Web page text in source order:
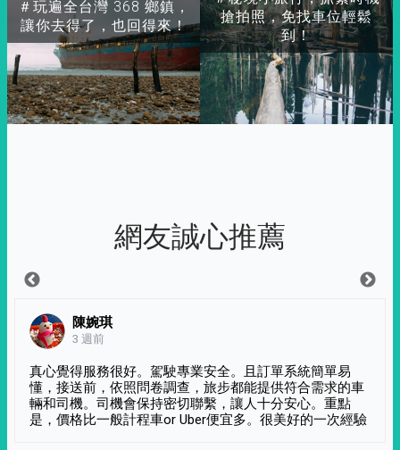
＃玩遍全台灣 368 鄉鎮，
讓你去得了，也回得來！
搶拍照，免找車位輕鬆
到！
網友誠心推薦
陳婉琪
3 週前
真心覺得服務很好。駕駛專業安全。且訂單系統簡單易
懂，接送前，依照問卷調查，旅步都能提供符合需求的車
輛和司機。司機會保持密切聯繫，讓人十分安心。重點
是，價格比一般計程車or Uber便宜多。很美好的一次經驗